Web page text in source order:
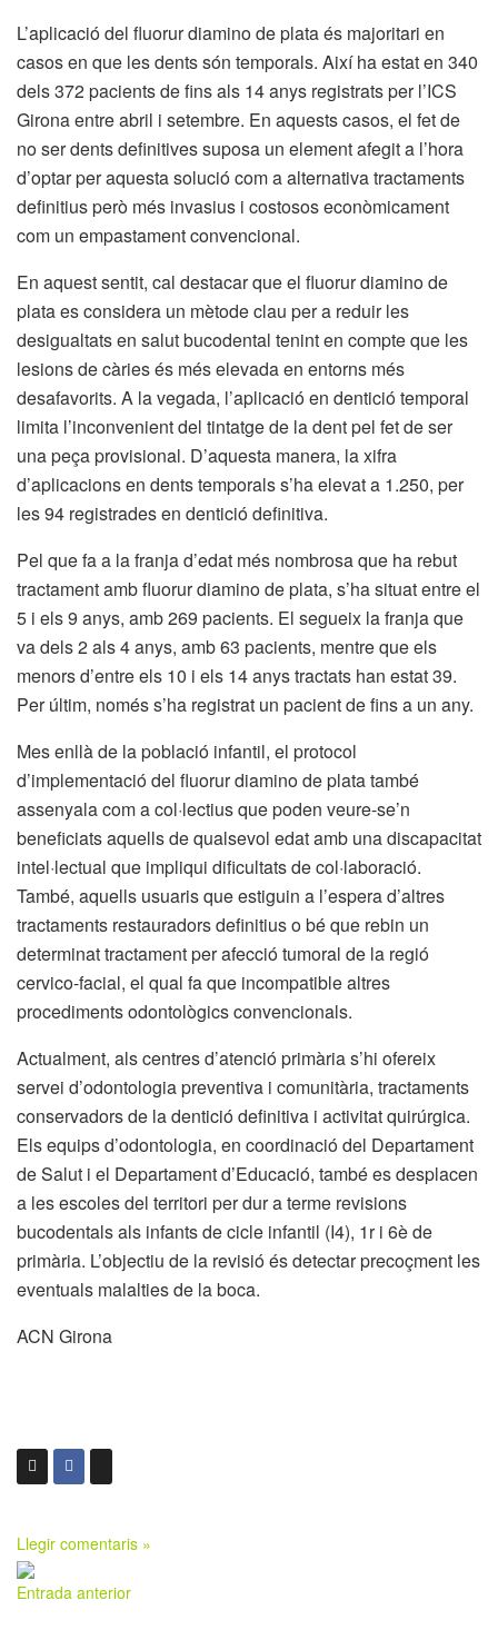
L’aplicació del fluorur diamino de plata és majoritari en
casos en que les dents són temporals. Així ha estat en 340
dels 372 pacients de fins als 14 anys registrats per l’ICS
Girona entre abril i setembre. En aquests casos, el fet de
no ser dents definitives suposa un element afegit a l’hora
d’optar per aquesta solució com a alternativa tractaments
definitius però més invasius i costosos econòmicament
com un empastament convencional.
En aquest sentit, cal destacar que el fluorur diamino de
plata es considera un mètode clau per a reduir les
desigualtats en salut bucodental tenint en compte que les
lesions de càries és més elevada en entorns més
desafavorits. A la vegada, l’aplicació en dentició temporal
limita l’inconvenient del tintatge de la dent pel fet de ser
una peça provisional. D’aquesta manera, la xifra
d’aplicacions en dents temporals s’ha elevat a 1.250, per
les 94 registrades en dentició definitiva.
Pel que fa a la franja d’edat més nombrosa que ha rebut
tractament amb fluorur diamino de plata, s’ha situat entre el
5 i els 9 anys, amb 269 pacients. El segueix la franja que
va dels 2 als 4 anys, amb 63 pacients, mentre que els
menors d’entre els 10 i els 14 anys tractats han estat 39.
Per últim, només s’ha registrat un pacient de fins a un any.
Mes enllà de la població infantil, el protocol
d’implementació del fluorur diamino de plata també
assenyala com a col·lectius que poden veure-se’n
beneficiats aquells de qualsevol edat amb una discapacitat
intel·lectual que impliqui dificultats de col·laboració.
També, aquells usuaris que estiguin a l’espera d’altres
tractaments restauradors definitius o bé que rebin un
determinat tractament per afecció tumoral de la regió
cervico-facial, el qual fa que incompatible altres
procediments odontològics convencionals.
Actualment, als centres d’atenció primària s’hi ofereix
servei d’odontologia preventiva i comunitària, tractaments
conservadors de la dentició definitiva i activitat quirúrgica.
Els equips d’odontologia, en coordinació del Departament
de Salut i el Departament d’Educació, també es desplacen
a les escoles del territori per dur a terme revisions
bucodentals als infants de cicle infantil (I4), 1r i 6è de
primària. L’objectiu de la revisió és detectar precoçment les
eventuals malalties de la boca.
ACN Girona
Llegir comentaris »
Entrada anterior